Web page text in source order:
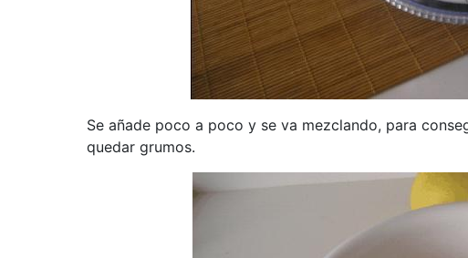
Se añade poco a poco y se va mezclando, para
quedar grumos.